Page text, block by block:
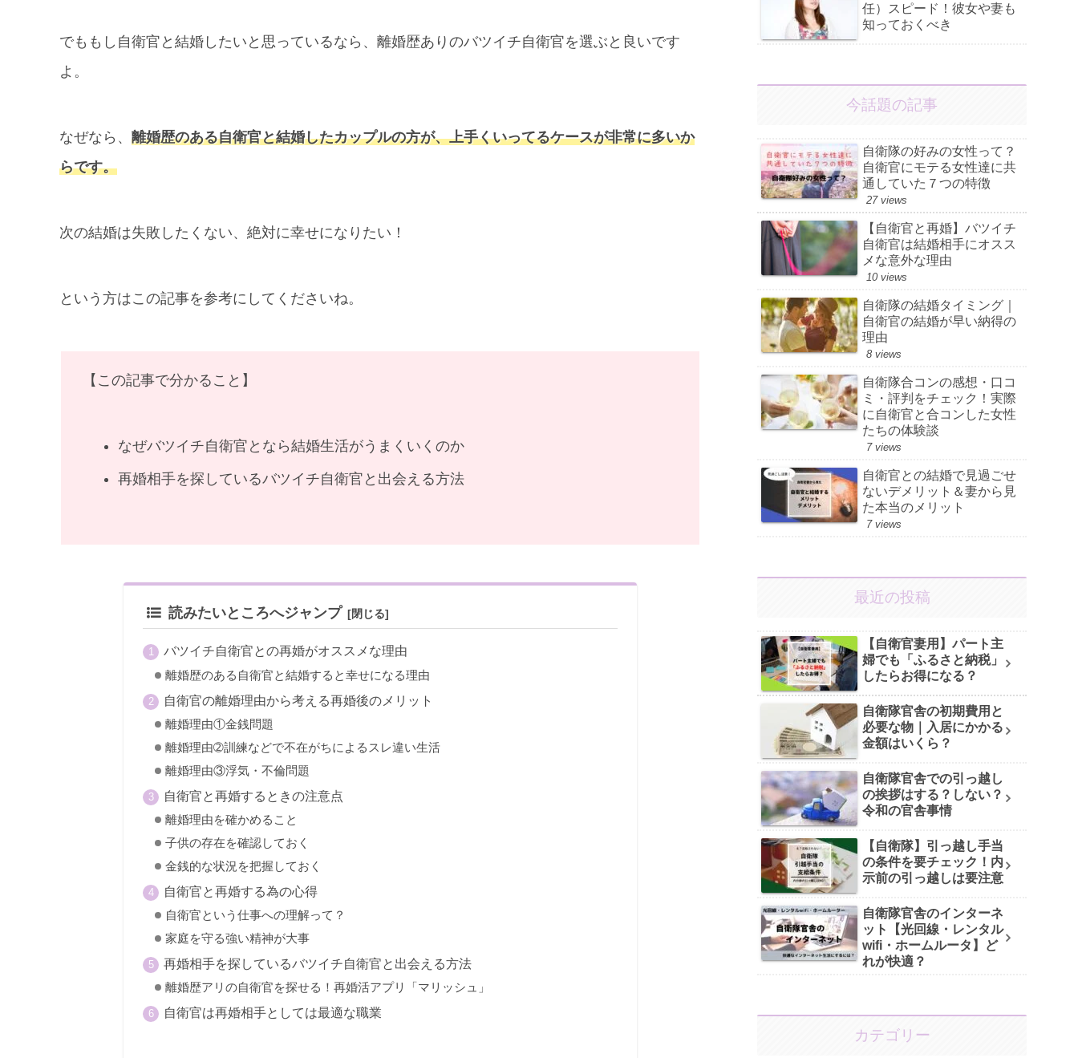
でももし自衛官と結婚したいと思っているなら、離婚歴ありのバツイチ自衛官を選ぶと良いです
よ。
なぜなら、 離婚歴のある自衛官と結婚したカップルの方が、上手くいってるケースが非常に多いか
らです。
次の結婚は失敗したくない、絶対に幸せになりたい！
という方はこの記事を参考にしてくださいね。
【この記事で分かること】
なぜバツイチ自衛官となら結婚生活がうまくいくのか
再婚相手を探しているバツイチ自衛官と出会える方法
読みたいところへジャンプ
バツイチ自衛官との再婚がオススメな理由
離婚歴のある自衛官と結婚すると幸せになる理由
自衛官の離婚理由から考える再婚後のメリット
離婚理由①金銭問題
離婚理由➁訓練などで不在がちによるスレ違い生活
離婚理由③浮気・不倫問題
自衛官と再婚するときの注意点
離婚理由を確かめること
子供の存在を確認しておく
金銭的な状況を把握しておく
自衛官と再婚する為の心得
自衛官という仕事への理解って？
家庭を守る強い精神が大事
再婚相手を探しているバツイチ自衛官と出会える方法
離婚歴アリの自衛官を探せる！再婚活アプリ「マリッシュ」
自衛官は再婚相手としては最適な職業
任）スピード！彼女や妻も
知っておくべき
今話題の記事
自衛隊の好みの女性って？
自衛官にモテる女性達に共
通していた７つの特徴
27 views
【自衛官と再婚】バツイチ
自衛官は結婚相手にオスス
メな意外な理由
10 views
自衛隊の結婚タイミング｜
自衛官の結婚が早い納得の
理由
8 views
自衛隊合コンの感想・口コ
ミ・評判をチェック！実際
に自衛官と合コンした女性
たちの体験談
7 views
自衛官との結婚で見過ごせ
ないデメリット＆妻から見
た本当のメリット
7 views
最近の投稿
【自衛官妻用】パート主
婦でも「ふるさと納税」
したらお得になる？
自衛隊官舎の初期費用と
必要な物｜入居にかかる
金額はいくら？
自衛隊官舎での引っ越し
の挨拶はする？しない？
令和の官舎事情
【自衛隊】引っ越し手当
の条件を要チェック！内
示前の引っ越しは要注意
自衛隊官舎のインターネ
ット【光回線・レンタル
wifi・ホームルータ】ど
れが快適？
カテゴリー